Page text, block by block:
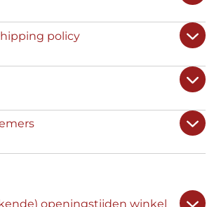
policy
openingstijden winkel